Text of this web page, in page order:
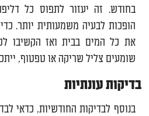
בחודש. זה יעזור לתפוס כל
הופכות לבעיה משמעותית יותר.
את כל המים בבית ואז הקשיבו
שומעים צליל שריקה או טפטוף,
בדיקות עונתיות
בנוסף לבדיקות החודשיות, כדאי